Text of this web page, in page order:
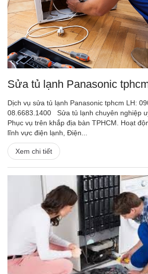
Sửa tủ lạnh Panasonic
Dịch vụ sửa tủ lạnh Panasonic tphcm LH:
08.6683.1400 Sửa tủ lạnh chuyên nghiệp
Phục vụ trên khắp địa bàn TPHCM. Hoạt
lĩnh vực điện lạnh, Điện...
Xem chi tiết